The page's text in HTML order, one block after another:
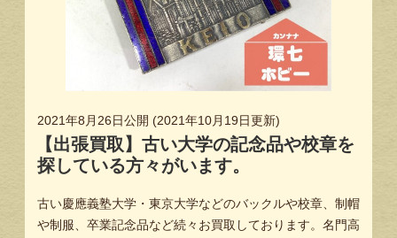
2021年8月26日公開 (2021年10月19日更新)
【出張買取】古い大学の記念品や校章を
探している方々がいます。
古い慶應義塾大学・東京大学などのバックルや校章、制帽
や制服、卒業記念品など続々お買取しております。名門高